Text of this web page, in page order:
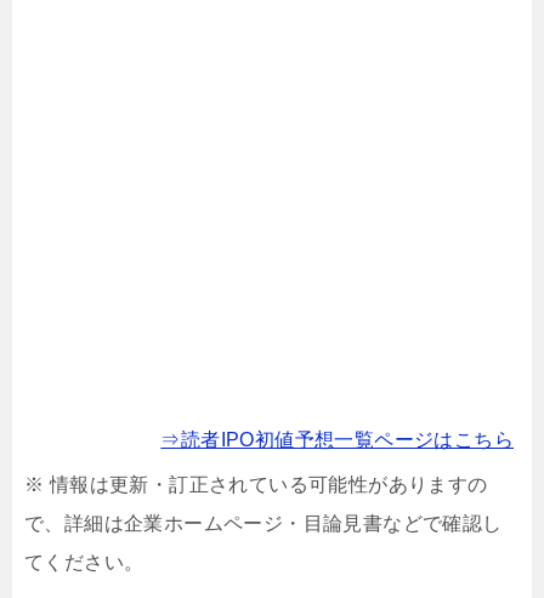
⇒読者IPO初値予想一覧ページはこちら
※ 情報は更新・訂正されている可能性がありますの
で、詳細は企業ホームページ・目論見書などで確認し
てください。